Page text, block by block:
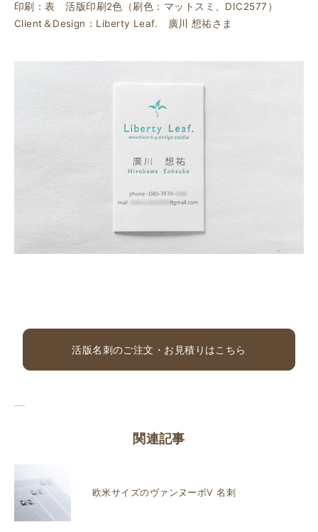
印刷：表 活版印刷2色（刷色：マットスミ、DIC2577）
Client＆Design：Liberty Leaf. 廣川 想祐さま
活版名刺のご注文・お見積りはこちら
関連記事
欧米サイズのヴァンヌーボV 名刺